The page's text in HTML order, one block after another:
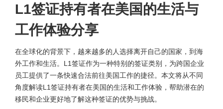
L1签证持有者在美国的生活与
工作体验分享
在全球化的背景下，越来越多的人选择离开自己的国家，到海
外工作和生活。L1签证作为一种特别的签证类别，为跨国企业
员工提供了一条快速合法前往美国工作的捷径。本文将从不同
角度解读L1签证持有者在美国的生活和工作体验，帮助潜在的
移民和企业更好地了解这种签证的优势与挑战。